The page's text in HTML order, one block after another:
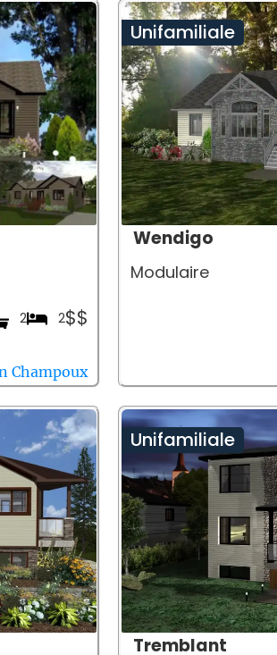
$$
2
2
Champoux
Unifamiliale
Wendigo
Modulaire
Unifamiliale
Tremblant